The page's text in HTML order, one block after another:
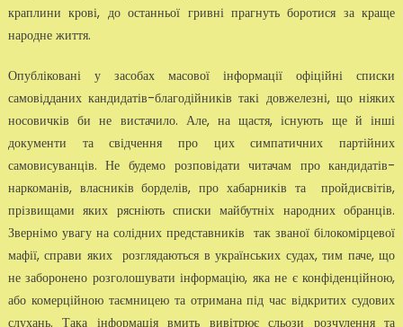
краплини крові, до останньої гривні прагнуть боротися за краще
народне життя.
Опубліковані у засобах масової інформації офіційні списки
самовідданих кандидатів-благодійників такі довжелезні, що ніяких
носовичків би не вистачило. Але, на щастя, існують ще й інші
документи та свідчення про цих симпатичних партійних
самовисуванців. Не будемо розповідати читачам про кандидатів-
наркоманів, власників борделів, про хабарників та пройдисвітів,
прізвищами яких рясніють списки майбутніх народних обранців.
Звернімо увагу на солідних представників так званої білокомірцевої
мафії, справи яких розглядаються в українських судах, тим паче, що
не заборонено розголошувати інформацію, яка не є конфіденційною,
або комерційною таємницею та отримана під час відкритих судових
слухань. Така інформація вмить вивітрює сльози розчулення та